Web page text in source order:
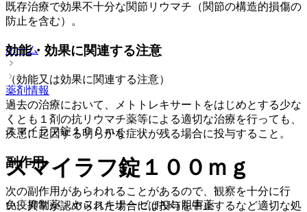
既存治療で効果不十分な関節リウマチ（関節の構造的損傷の
防止を含む）。
効能・効果に関連する注意
（効能又は効果に関連する注意）
過去の治療において、メトトレキサートをはじめとする少な
くとも１剤の抗リウマチ薬等による適切な治療を行っても、
疾患に起因する明らかな症状が残る場合に投与すること。
副作用
次の副作用があらわれることがあるので、観察を十分に行
い、異常が認められた場合には投与を中止するなど適切な処
ホーム
薬剤情報
スマイラフ錠１００ｍｇ
スマイラフ錠１００ｍｇ
免疫抑制薬 > ヤヌスキナーゼ (JAK) 阻害薬